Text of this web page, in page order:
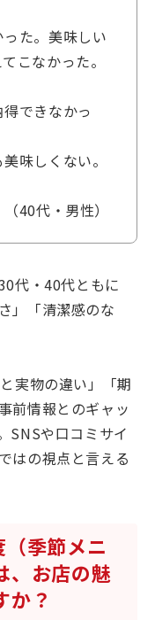
た。美味しい
こなかった。
できなかっ
味しくない。
40代・男性）
代・40代ともに
」「清潔感のな
実物の違い」「期
前情報とのギャッ
SNSや口コミサイ
はの視点と言える
季節メニ
、お店の魅
か？